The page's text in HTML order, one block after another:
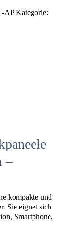
AP Kategorie:
–
kompakte und
Sie eignet sich
Smartphone,